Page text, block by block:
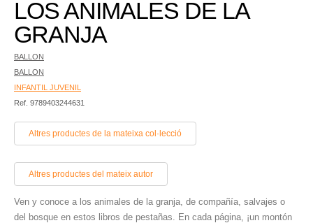
LOS ANIMALES DE LA
GRANJA
BALLON
BALLON
INFANTIL JUVENIL
Ref. 9789403244631
Altres productes de la mateixa col·lecció
Altres productes del mateix autor
Ven y conoce a los animales de la granja, de compañía, salvajes o
del bosque en estos libros de pestañas. En cada página, ¡un montón